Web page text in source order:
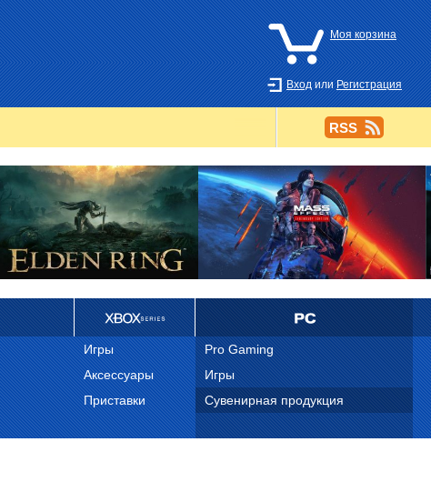
Моя корзина
ВходилиРегистрация
RSS
Ретро
Игры
Аксессуары
Приставки
Pro Gaming
Игры
Сувенирная продукция